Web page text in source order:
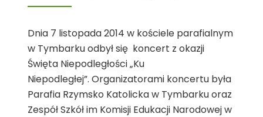
Dnia 7 listopada 2014 w kościele parafialnym
w Tymbarku odbył się koncert z okazji
Święta Niepodległości „Ku
Niepodległej”. Organizatorami koncertu była
Parafia Rzymsko Katolicka w Tymbarku oraz
Zespół Szkół im Komisji Edukacji Narodowej w